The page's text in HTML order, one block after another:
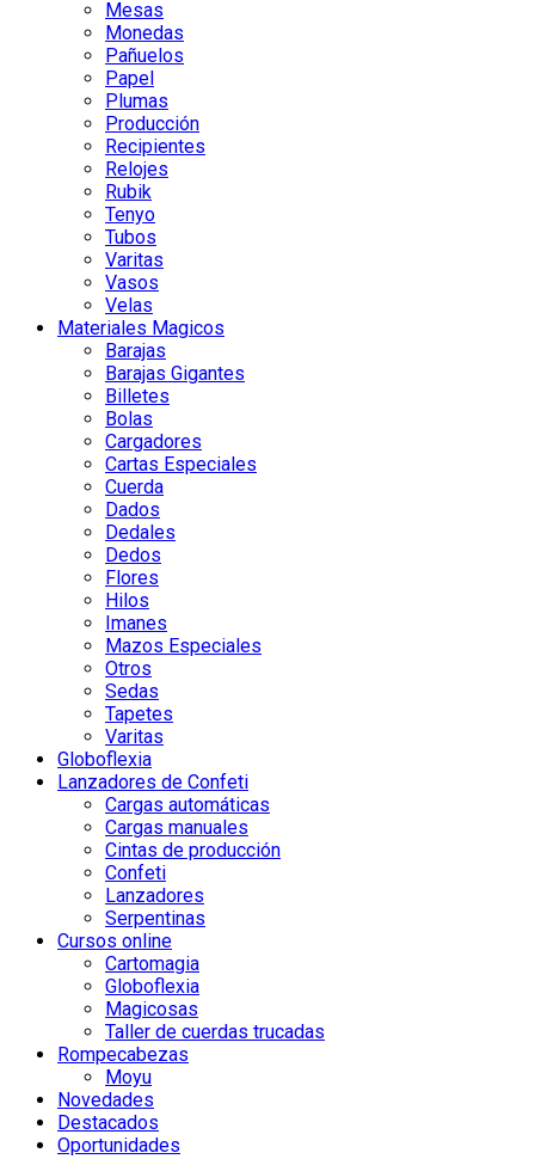
Mesas
Monedas
Pañuelos
Papel
Plumas
Producción
Recipientes
Relojes
Rubik
Tenyo
Tubos
Varitas
Vasos
Velas
Materiales Magicos
Barajas
Barajas Gigantes
Billetes
Bolas
Cargadores
Cartas Especiales
Cuerda
Dados
Dedales
Dedos
Flores
Hilos
Imanes
Mazos Especiales
Otros
Sedas
Tapetes
Varitas
Globoflexia
Lanzadores de Confeti
Cargas automáticas
Cargas manuales
Cintas de producción
Confeti
Lanzadores
Serpentinas
Cursos online
Cartomagia
Globoflexia
Magicosas
Taller de cuerdas trucadas
Rompecabezas
Moyu
Novedades
Destacados
Oportunidades